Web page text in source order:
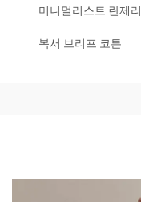
미니멀리스트 란제리
복서 브리프 코튼